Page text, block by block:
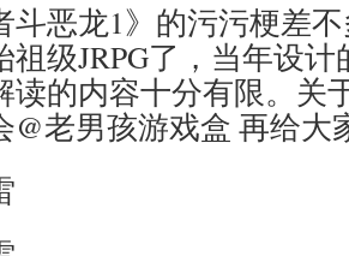
斗恶龙1》的污污梗差
祖级JRPG了，当年设
读的内容十分有限。关
@老男孩游戏盒 再给大